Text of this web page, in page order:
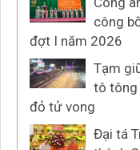
công
đợt I năm 2026
Tạm
tô tông
đỏ tử vong
Đại tá